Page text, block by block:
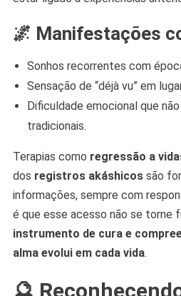
🌌 Manifestações
Sonhos recorrentes com
Sensação de “déjà vu” em
Dificuldade emocional que
tradicionais.
Terapias como regressão a
dos registros akáshicossão
informações, sempre com
é que esse acesso não se torne
instrumento de cura e
alma evolui em cada vida.
🔮